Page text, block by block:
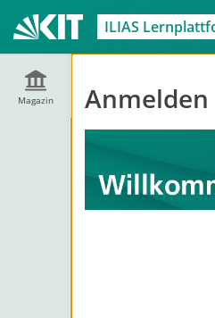
ILIAS
Magazin Anmelden